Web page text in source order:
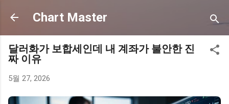
기본 콘텐츠로 건너뛰기
Chart Master
달러화가 보합세인데 내 계좌가 불안한 진
짜 이유
5월 27, 2026